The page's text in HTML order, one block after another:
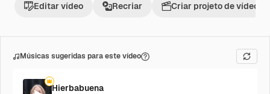
Editar vídeo Recriar Criar projeto de vídeo
Músicas sugeridas para este vídeo
Hierbabuena